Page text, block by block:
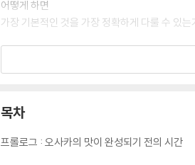
어떻게 하면
가장 기본적인 것을 가장 정확하게 다룰 수 있는
목차
프롤로그 : 오사카의 맛이 완성되기 전의 시간